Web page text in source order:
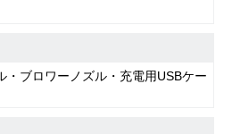
・ブロワーノズル・充電用USBケー